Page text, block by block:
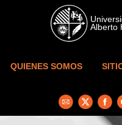
Skip to main content
QUIENES SOMOS